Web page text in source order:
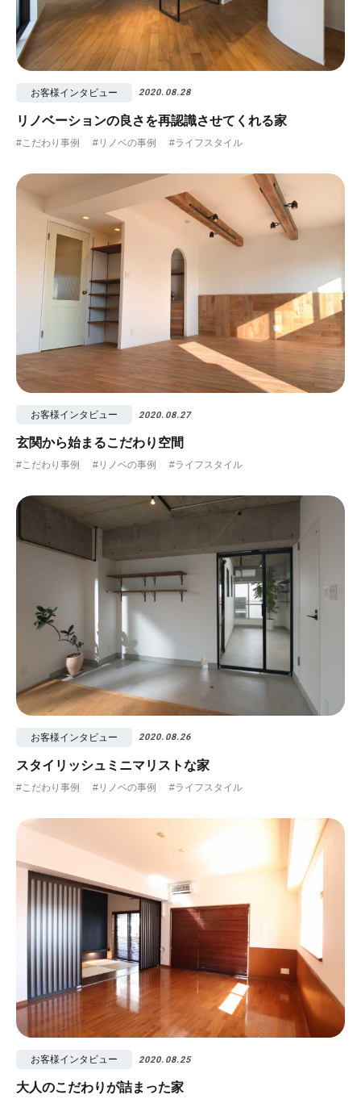
お客様インタビュー 2020.08.28
リノベーションの良さを再認識させてくれる家
#こだわり事例 #リノベの事例 #ライフスタイル
お客様インタビュー 2020.08.27
玄関から始まるこだわり空間
#こだわり事例 #リノベの事例 #ライフスタイル
お客様インタビュー 2020.08.26
スタイリッシュミニマリストな家
#こだわり事例 #リノベの事例 #ライフスタイル
お客様インタビュー 2020.08.25
大人のこだわりが詰まった家